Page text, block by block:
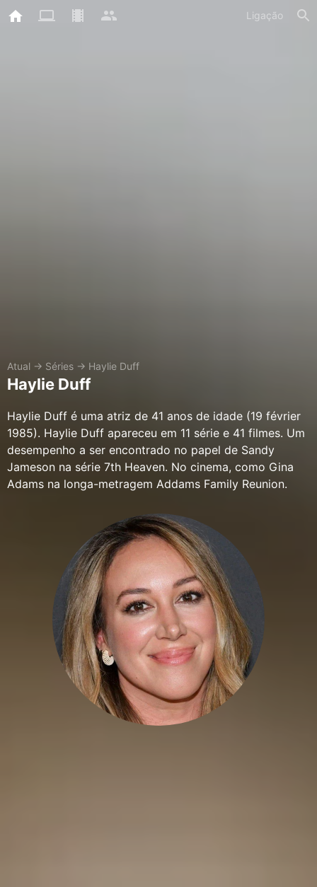
Ligação
Atual → Séries → Haylie Duff
Haylie Duff
Haylie Duff é uma atriz de 41 anos de idade (19 février
1985). Haylie Duff apareceu em 11 série e 41 filmes. Um
desempenho a ser encontrado no papel de Sandy
Jameson na série 7th Heaven. No cinema, como Gina
Adams na longa-metragem Addams Family Reunion.